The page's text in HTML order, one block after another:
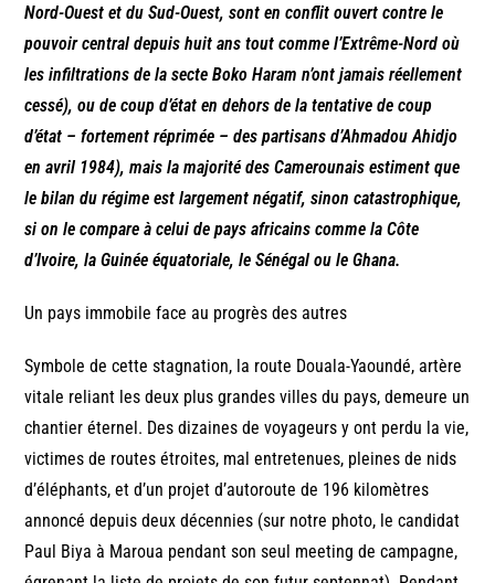
Nord-Ouest et du Sud-Ouest, sont en conflit ouvert contre le
pouvoir central depuis huit ans tout comme l’Extrême-Nord où
les infiltrations de la secte Boko Haram n’ont jamais réellement
cessé), ou de coup d’état en dehors de la tentative de coup
d’état – fortement réprimée – des partisans d’Ahmadou Ahidjo
en avril 1984), mais la majorité des Camerounais estiment que
le bilan du régime est largement négatif, sinon catastrophique,
si on le compare à celui de pays africains comme la Côte
d’Ivoire, la Guinée équatoriale, le Sénégal ou le Ghana.
Un pays immobile face au progrès des autres
Symbole de cette stagnation, la route Douala-Yaoundé, artère
vitale reliant les deux plus grandes villes du pays, demeure un
chantier éternel. Des dizaines de voyageurs y ont perdu la vie,
victimes de routes étroites, mal entretenues, pleines de nids
d’éléphants, et d’un projet d’autoroute de 196 kilomètres
annoncé depuis deux décennies (sur notre photo, le candidat
Paul Biya à Maroua pendant son seul meeting de campagne,